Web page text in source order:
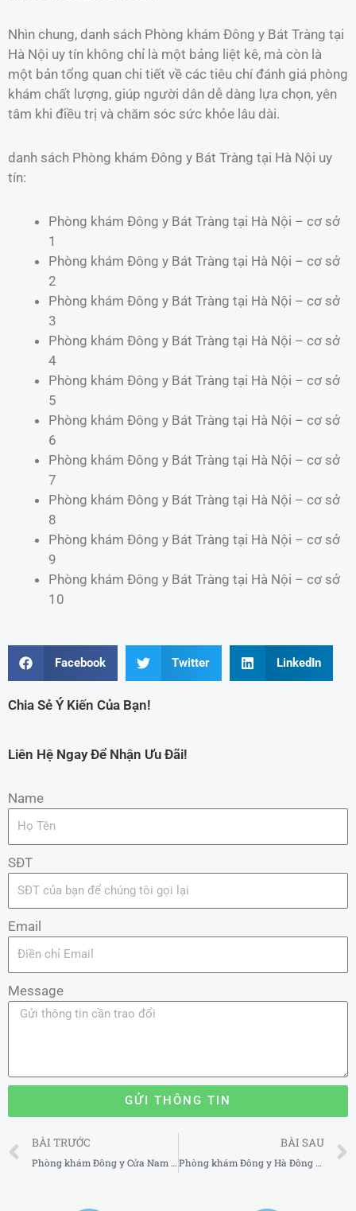
Nhìn chung, danh sách Phòng khám Đông y Bát Tràng tại
Hà Nội uy tín không chỉ là một bảng liệt kê, mà còn là
một bản tổng quan chi tiết về các tiêu chí đánh giá phòng
khám chất lượng, giúp người dân dễ dàng lựa chọn, yên
tâm khi điều trị và chăm sóc sức khỏe lâu dài.
danh sách Phòng khám Đông y Bát Tràng tại Hà Nội uy
tín:
Phòng khám Đông y Bát Tràng tại Hà Nội – cơ sở
1
Phòng khám Đông y Bát Tràng tại Hà Nội – cơ sở
2
Phòng khám Đông y Bát Tràng tại Hà Nội – cơ sở
3
Phòng khám Đông y Bát Tràng tại Hà Nội – cơ sở
4
Phòng khám Đông y Bát Tràng tại Hà Nội – cơ sở
5
Phòng khám Đông y Bát Tràng tại Hà Nội – cơ sở
6
Phòng khám Đông y Bát Tràng tại Hà Nội – cơ sở
7
Phòng khám Đông y Bát Tràng tại Hà Nội – cơ sở
8
Phòng khám Đông y Bát Tràng tại Hà Nội – cơ sở
9
Phòng khám Đông y Bát Tràng tại Hà Nội – cơ sở
10
Facebook Twitter LinkedIn
Chia Sẻ Ý Kiến Của Bạn!
Liên Hệ Ngay Để Nhận Ưu Đãi!
Name
SĐT
Email
Message
GỬI THÔNG TIN
Prev
BÀI TRƯỚC
Phòng khám Đông y Cửa Nam tại Hà Nội 2025-2026
BÀI SAU
Phòng khám Đông y Hà Đông tại Hà Nội 2025-2026